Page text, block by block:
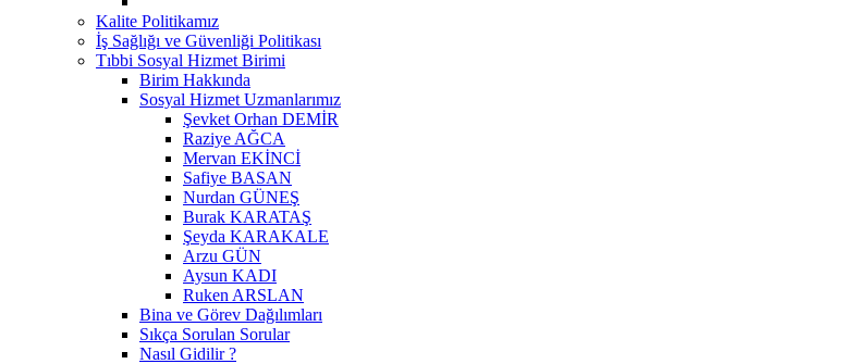
Kalite Politikamız
İş Sağlığı ve Güvenliği Politikası
Tıbbi Sosyal Hizmet Birimi
Birim Hakkında
Sosyal Hizmet Uzmanlarımız
Şevket Orhan DEMİR
Raziye AĞCA
Mervan EKİNCİ
Safiye BASAN
Nurdan GÜNEŞ
Burak KARATAŞ
Şeyda KARAKALE
Arzu GÜN
Aysun KADI
Ruken ARSLAN
Bina ve Görev Dağılımları
Sıkça Sorulan Sorular
Nasıl Gidilir ?